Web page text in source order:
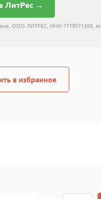
ЛитРес →
ООО ЛИТРЕС, ИНН 7719571260,
в избранное